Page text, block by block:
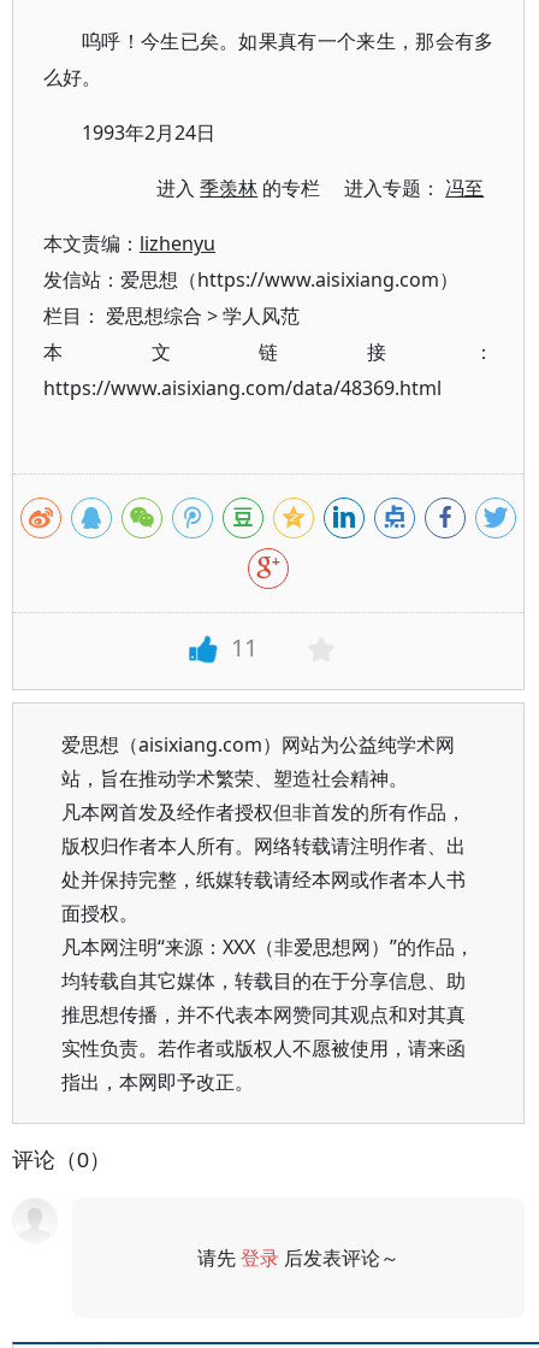
呜呼！今生已矣。如果真有一个来生，那会有多
么好。
1993年2月24日
进入季羡林 的专栏 进入专题： 冯至
本文责编： lizhenyu
发信站：爱思想（https://www.aisixiang.com）
栏目： 爱思想综合 >学人风范
本文链接：
https://www.aisixiang.com/data/48369.html
11
爱思想（aisixiang.com）网站为公益纯学术网
站，旨在推动学术繁荣、塑造社会精神。
凡本网首发及经作者授权但非首发的所有作品，
版权归作者本人所有。网络转载请注明作者、出
处并保持完整，纸媒转载请经本网或作者本人书
面授权。
凡本网注明“来源：XXX（非爱思想网）”的作品，
均转载自其它媒体，转载目的在于分享信息、助
推思想传播，并不代表本网赞同其观点和对其真
实性负责。若作者或版权人不愿被使用，请来函
指出，本网即予改正。
评论（0）
请先登录 后发表评论～